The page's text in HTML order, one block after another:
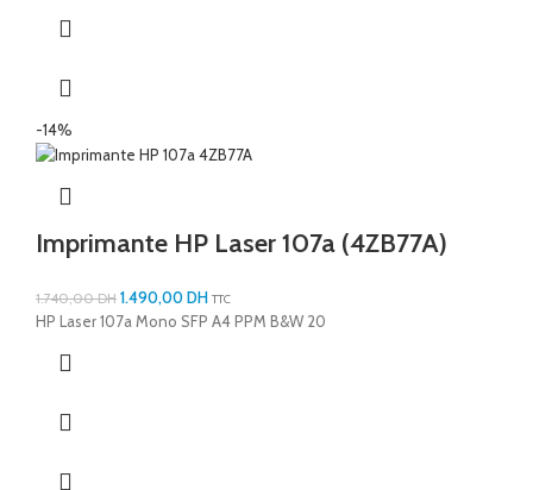
-14%
Imprimante HP Laser 107a (4ZB77A)
1.740,00DH 1.490,00DH TTC
HP Laser 107a Mono SFP A4 PPM B&W 20